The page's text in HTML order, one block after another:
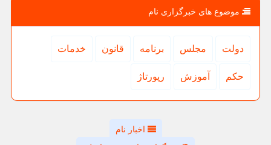
موضوع های خبرگزاری نام
دولت مجلس برنامه قانون خدمات
حكم آموزش رپورتاژ
اخبار نام